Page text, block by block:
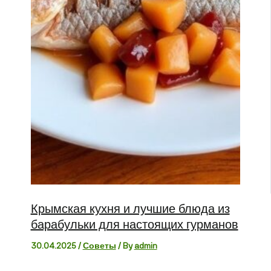
Крымская кухня и лучшие блюда из
барабульки для настоящих гурманов
30.04.2025/Советы / Byadmin